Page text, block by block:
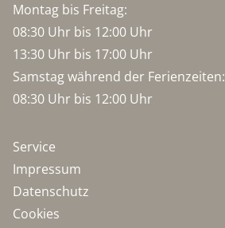
Montag bis Freitag:
08:30 Uhr bis 12:00 Uhr
13:30 Uhr bis 17:00 Uhr
Samstag während der Ferienzeiten:
08:30 Uhr bis 12:00 Uhr
Service
Impressum
Datenschutz
Cookies